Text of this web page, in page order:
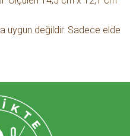
uygun değildir. Sadece elde